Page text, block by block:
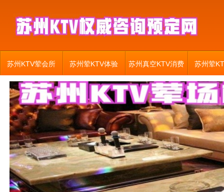
苏州KTV荤会所 苏州荤KTV体验 苏州真空KTV消费 苏州荤